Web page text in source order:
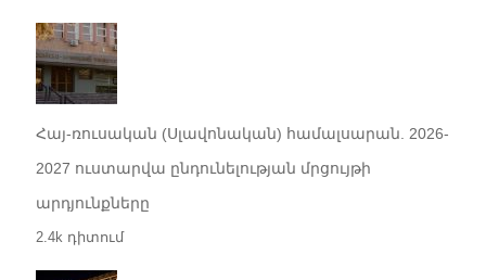
Հայ-ռուսական (Սլավոնական) համալսարան. 2026-
2027 ուստարվա ընդունելության մրցույթի
արդյունքները
2.4k դիտում